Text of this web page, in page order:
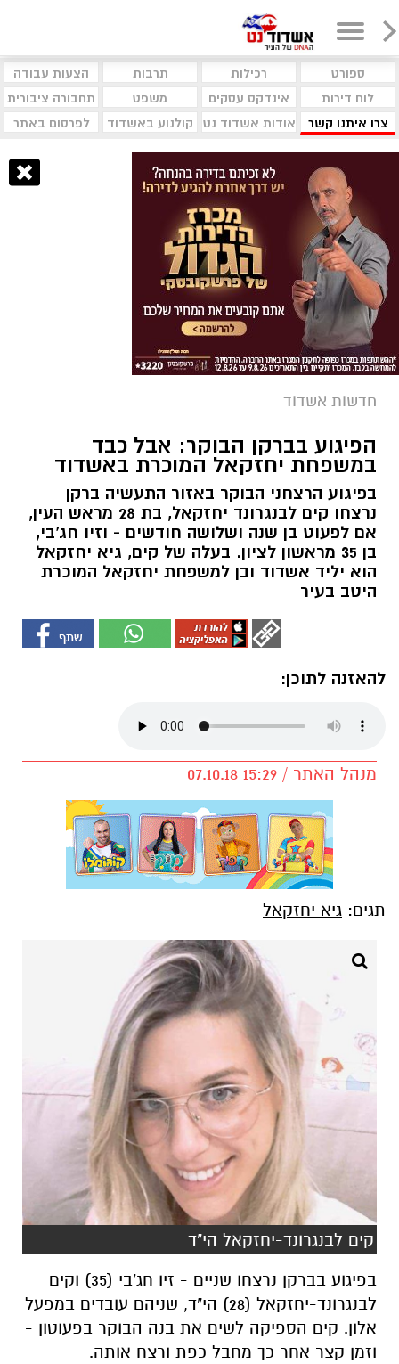
ספורט רכילות תרבות
הצעות עבודה
לוח דירות
אינדקס עסקים משפט
תחבורה ציבורית
צרו איתנו קשר
אודות אשדוד נט קולנוע באשדוד לפרסום באתר
חדשות אשדוד
הפיגוע בברקן הבוקר: אבל כבד
במשפחת יחזקאל המוכרת באשדוד
בפיגוע הרצחני הבוקר באזור התעשיה ברקן
נרצחו קים לבנגרונד יחזקאל, בת 28 מראש העין,
אם לפעוט בן שנה ושלושה חודשים - וזיו חג'בי,
בן 35 מראשון לציון. בעלה של קים, גיא יחזקאל
הוא יליד אשדוד ובן למשפחת יחזקאל המוכרת
היטב בעיר
להאזנה לתוכן:
מנהל האתר / 15:29 07.10.18
תגים: גיא יחזקאל
קים לבנגרונד-יחזקאל הי"ד
בפיגוע בברקן נרצחו שניים - זיו חג'בי (35) וקים
לבנגרונד-יחזקאל (28) הי"ד, שניהם עובדים במפעל
אלון. קים הספיקה לשים את בנה הבוקר בפעוטון -
וזמן קצר אחר כך מחבל כפת ורצח אותה.